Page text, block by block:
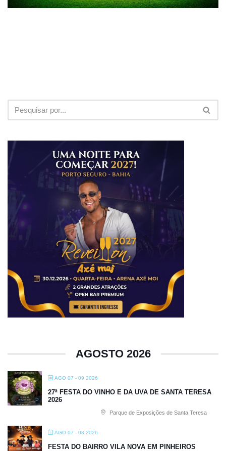
AGOSTO 2026
AGO 07 - 09 2026
27ª FESTA DO VINHO E DA UVA DE SANTA TERESA
2026
Parque de Exposições de Santa Teresa
AGO 07 - 08 2026
FESTA DO BAIRRO VILA NOVA EM PINHEIROS